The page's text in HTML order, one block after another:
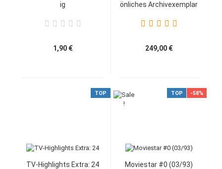
ig
1,90 €
önliches Archivexemplar
249,00 €
TOP
TV-Highlights Extra: 24
TOP -58%
Moviestar #0 (03/93)